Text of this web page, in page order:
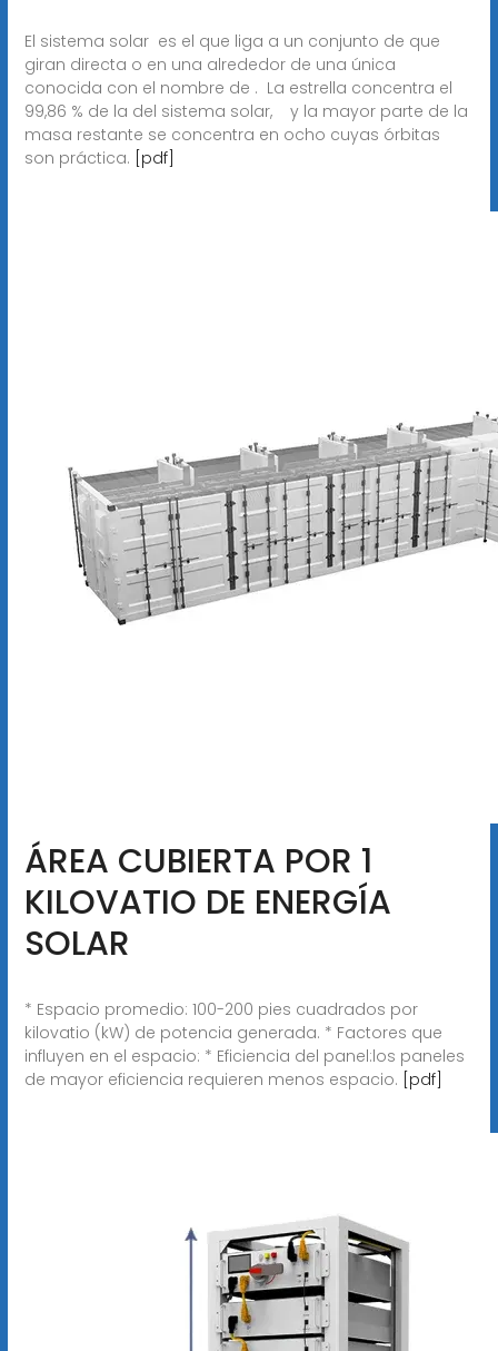
El sistema solar ​ es el que liga a un conjunto de que
giran directa o en una alrededor de una única
conocida con el nombre de . ​ La estrella concentra el
99,86 % de la del sistema solar, ​ ​ ​ y la mayor parte de la
masa restante se concentra en ocho cuyas órbitas
son práctica. [pdf]
ÁREA CUBIERTA POR 1
KILOVATIO DE ENERGÍA
SOLAR
* Espacio promedio: 100-200 pies cuadrados por
kilovatio (kW) de potencia generada. * Factores que
influyen en el espacio: * Eficiencia del panel:los paneles
de mayor eficiencia requieren menos espacio. [pdf]